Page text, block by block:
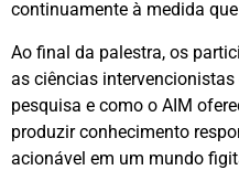
continuamente à medida
Ao final da palestra, os
as ciências
pesquisa e como o AIM
produzir conhecimento
acionável em um mundo